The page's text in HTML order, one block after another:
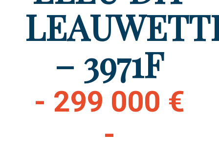
– 3971F
- 299 000 €
-